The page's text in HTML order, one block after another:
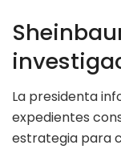
La presidenta
expedientes
estrategia para